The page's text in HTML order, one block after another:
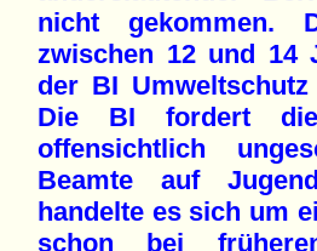
nicht gekommen.
zwischen 12 und 14
der BI
Die BI fordert die
offensichtlich
Beamte auf
handelte es sich um
schon bei